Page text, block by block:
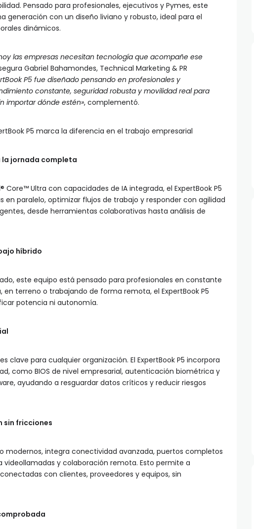
Pensado para profesionales, ejecutivos y Pymes, este
generación con un diseño liviano y robusto, ideal para el
dinámicos.
las empresas necesitan tecnología que acompañe ese
Gabriel Bahamondes, Technical Marketing & PR
P5 fue diseñado pensando en profesionales y
constante, seguridad robusta y movilidad real para
importar dónde estén», complementó.
P5 marca la diferencia en el trabajo empresarial
la jornada completa
Core™ Ultra con capacidades de IA integrada, el ExpertBook P5
paralelo, optimizar flujos de trabajo y responder con agilidad
desde herramientas colaborativas hasta análisis de
híbrido
este equipo está pensado para profesionales en constante
terreno o trabajando de forma remota, el ExpertBook P5
potencia ni autonomía.
clave para cualquier organización. El ExpertBook P5 incorpora
como BIOS de nivel empresarial, autenticación biométrica y
ayudando a resguardar datos críticos y reducir riesgos
sin fricciones
modernos, integra conectividad avanzada, puertos completos
y colaboración remota. Esto permite a
con clientes, proveedores y equipos, sin